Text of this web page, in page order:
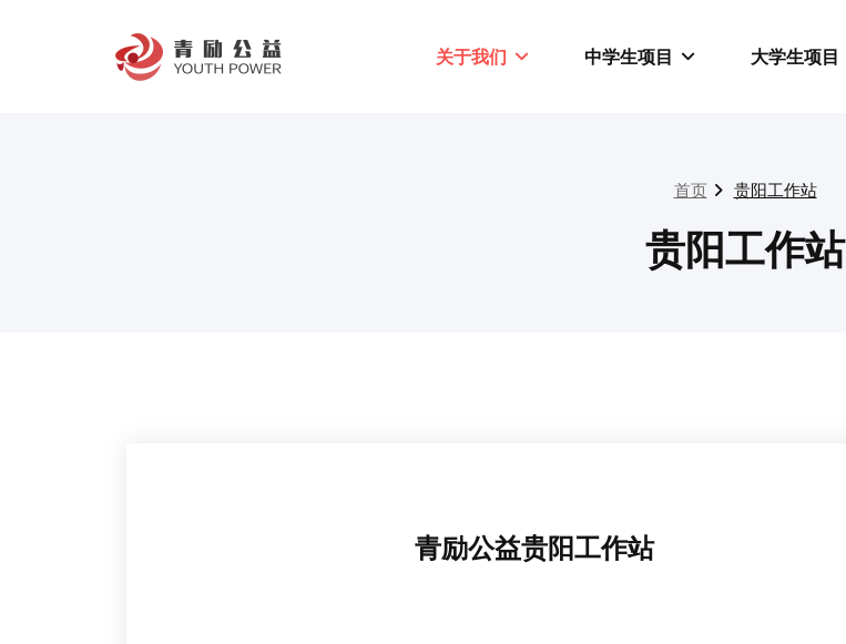
青励公益官方网站
集中国青年之力，筑社会向上之梯
关于我们 中学生项目 大学生项目
首页 贵阳工作站
贵阳工作站
青励公益贵阳工作站